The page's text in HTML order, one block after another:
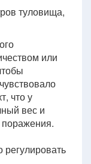
туловища,
или
что у
вес и
поражения.
регулировать